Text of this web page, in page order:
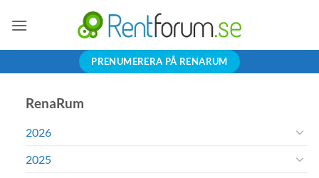
PRENUMERERA PÅ RENARUM
RenaRum
2026
2025